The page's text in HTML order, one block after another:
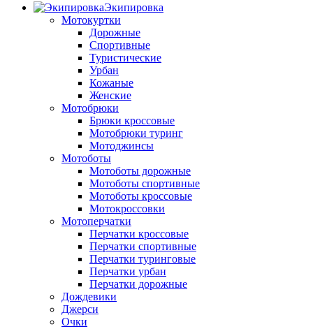
Экипировка
Мотокуртки
Дорожные
Спортивные
Туристические
Урбан
Кожаные
Женские
Мотобрюки
Брюки кроссовые
Мотобрюки туринг
Мотоджинсы
Мотоботы
Мотоботы дорожные
Мотоботы спортивные
Мотоботы кроссовые
Мотокроссовки
Мотоперчатки
Перчатки кроссовые
Перчатки спортивные
Перчатки туринговые
Перчатки урбан
Перчатки дорожные
Дождевики
Джерси
Очки